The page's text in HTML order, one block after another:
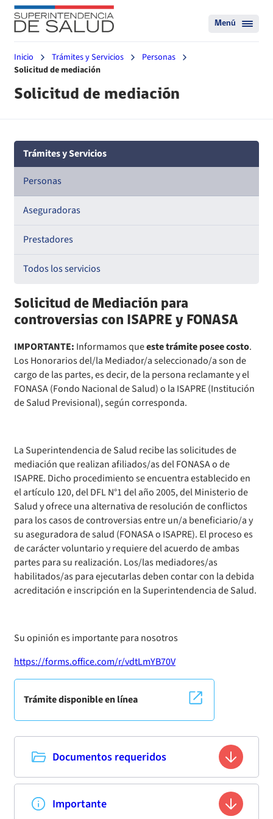
Menú
Inicio Trámites y Servicios
Personas
Solicitud de mediación
Solicitud de mediación
Trámites y Servicios
Personas
Aseguradoras
Prestadores
Todos los servicios
Solicitud de Mediación para
controversias con ISAPRE y FONASA
IMPORTANTE: Informamos queeste trámiteposee costo.
Los Honorarios del/la Mediador/a seleccionado/a son de
cargo de las partes, es decir, de la persona reclamante y el
FONASA (Fondo Nacional de Salud) o la ISAPRE (Institución
de Salud Previsional), según corresponda.
La Superintendencia de Salud recibe las solicitudes de
mediación que realizan afiliados/as del FONASA o de
ISAPRE. Dicho procedimiento se encuentra establecido en
el artículo 120, del DFL N°1 del año 2005, del Ministerio de
Salud y ofrece una alternativa de resolución de conflictos
para los casos de controversias entre un/a beneficiario/a y
su aseguradora de salud (FONASA o ISAPRE). El proceso es
de carácter voluntario y requiere del acuerdo de ambas
partes para su realización. Los/las mediadores/as
habilitados/as para ejecutarlas deben contar con la debida
acreditación e inscripción en la Superintendencia de Salud.
Su opinión es importante para nosotros
https://forms.office.com/r/vdtLmYB70V
Trámite disponible en línea
Documentos requeridos
La persona afectada o su representante debe realizar una
solicitud de mediación, la cual se encuentra disponible en el
Importante